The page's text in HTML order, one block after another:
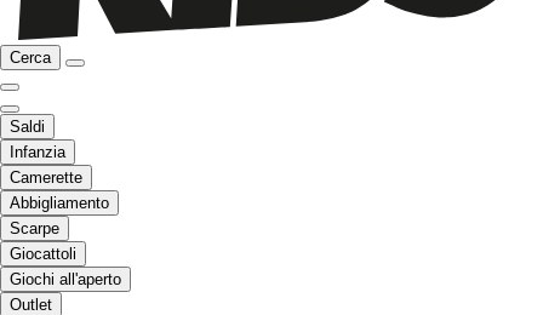
Cerca
Saldi
Infanzia
Camerette
Abbigliamento
Scarpe
Giocattoli
Giochi all'aperto
Outlet